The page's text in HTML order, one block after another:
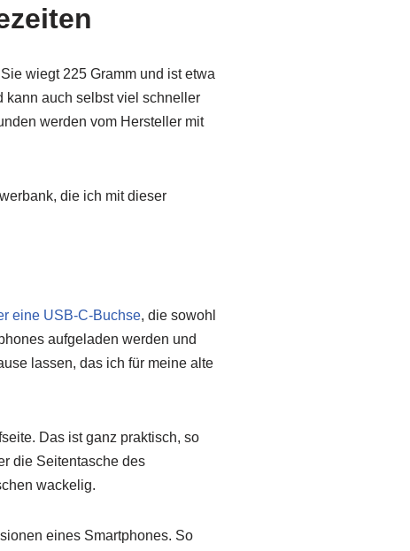
wiegt 225 Gramm und ist etwa
kann auch selbst viel schneller
werden vom Hersteller mit
die ich mit dieser
eine USB-C-Buchse, die sowohl
aufgeladen werden und
lassen, das ich für meine alte
Das ist ganz praktisch, so
die Seitentasche des
wackelig.
eines Smartphones. So